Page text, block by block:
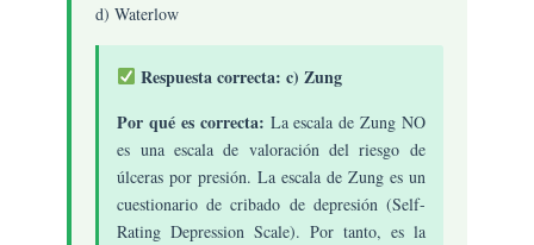
d) Waterlow
Respuesta correcta: c) Zung
Por qué es correcta: La escala de Zung NO
es una escala de valoración del riesgo de
úlceras por presión. La escala de Zung es un
cuestionario de cribado de depresión (Self-
Rating Depression Scale). Por tanto, es la